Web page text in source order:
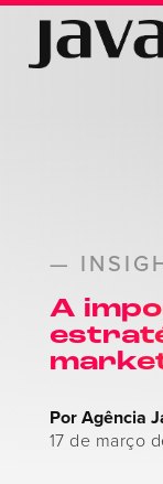
—
A
Por Agência
17 de março